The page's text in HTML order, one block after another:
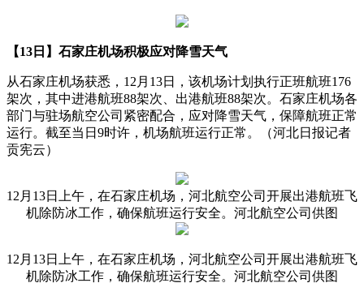
【13日】石家庄机场积极应对降雪天气
从石家庄机场获悉，12月13日，该机场计划执行正班航班176
架次，其中进港航班88架次、出港航班88架次。石家庄机场各
部门与驻场航空公司紧密配合，应对降雪天气，保障航班正常
运行。截至当日9时许，机场航班运行正常。（河北日报记者
贡宪云）
12月13日上午，在石家庄机场，河北航空公司开展出港航班飞
机除防冰工作，确保航班运行安全。河北航空公司供图
12月13日上午，在石家庄机场，河北航空公司开展出港航班飞
机除防冰工作，确保航班运行安全。河北航空公司供图